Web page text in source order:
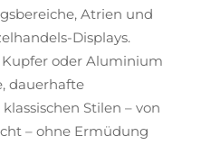
Atrien und
Displays.
oder Aluminium
dauerhafte
Stilen – von
– ohne Ermüdung